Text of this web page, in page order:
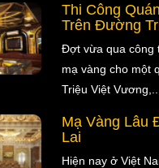
Thi Công
Trên Đường
Đợt vừa qua công
mạ vàng cho một
Triệu Việt Vương,...
Mạ Vàng Lâu
Lai
Hiện nay ở Việt